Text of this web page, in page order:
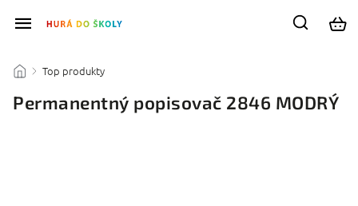
/ Top produkty
Permanentný popisovač 2846 MODRÝ